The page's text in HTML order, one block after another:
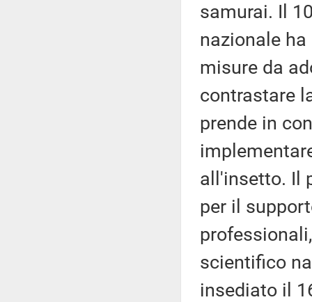
samurai. Il
nazionale
misure da
contrastare
prende in
all'insetto. Il
per il
scientifico
insediato il